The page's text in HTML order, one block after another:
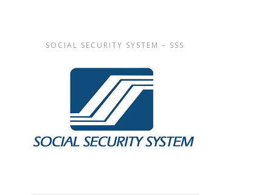
SOCIAL SECURITY SYSTEM – SSS